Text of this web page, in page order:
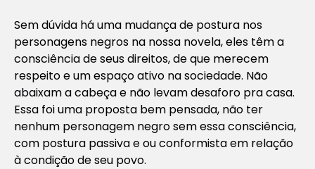
Sem dúvida há uma mudança de postura nos
personagens negros na nossa novela, eles têm a
consciência de seus direitos, de que merecem
respeito e um espaço ativo na sociedade. Não
abaixam a cabeça e não levam desaforo pra casa.
Essa foi uma proposta bem pensada, não ter
nenhum personagem negro sem essa consciência,
com postura passiva e ou conformista em relação
à condição de seu povo.